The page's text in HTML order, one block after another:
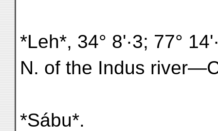
*Leh*, 34° 8'·3; 77°
N. of the Indus
*Sábu*.